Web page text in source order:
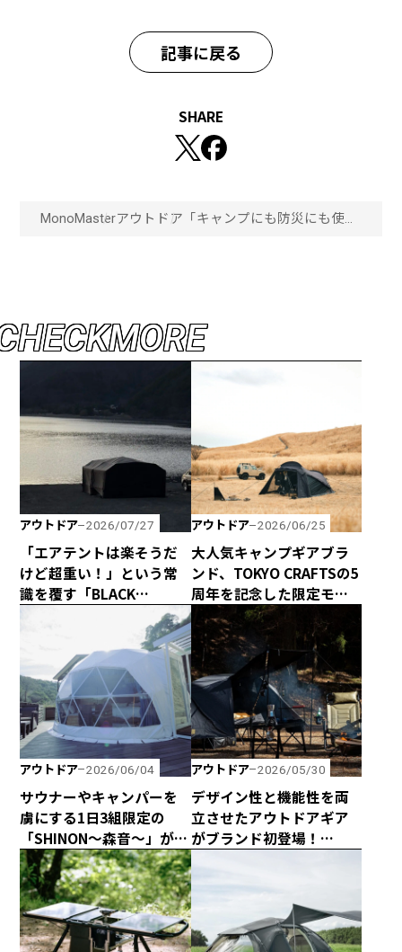
記事に戻る
SHARE
MonoMasterアウトドア 「キャンプにも防災にも使え
HECKMORE
アウトドア 2026/07/27
「エアテントは楽そうだ
けど超重い！」という常
識を覆す「BLACK
SHELTER AIR」が新登
アウトドア 2026/06/25
大人気キャンプギアブラ
ンド、TOKYO CRAFTSの5
周年を記念した限定モデ
ル「テンビ シェルター TC
5th Anniversary ブラッ
ク」は売れきれ必須の激
レアアイテム！
アウトドア 2026/06/04
サウナーやキャンパーを
虜にする1日3組限定の
「SHINON〜森音〜」が千
葉県館山市にオープン！
アウトドア 2026/05/30
デザイン性と機能性を両
立させたアウトドアギア
がブランド初登場！
「AS2OV」のコットテン
トがあればキャンプサイ
トが快適でスタイリッ
シュに！